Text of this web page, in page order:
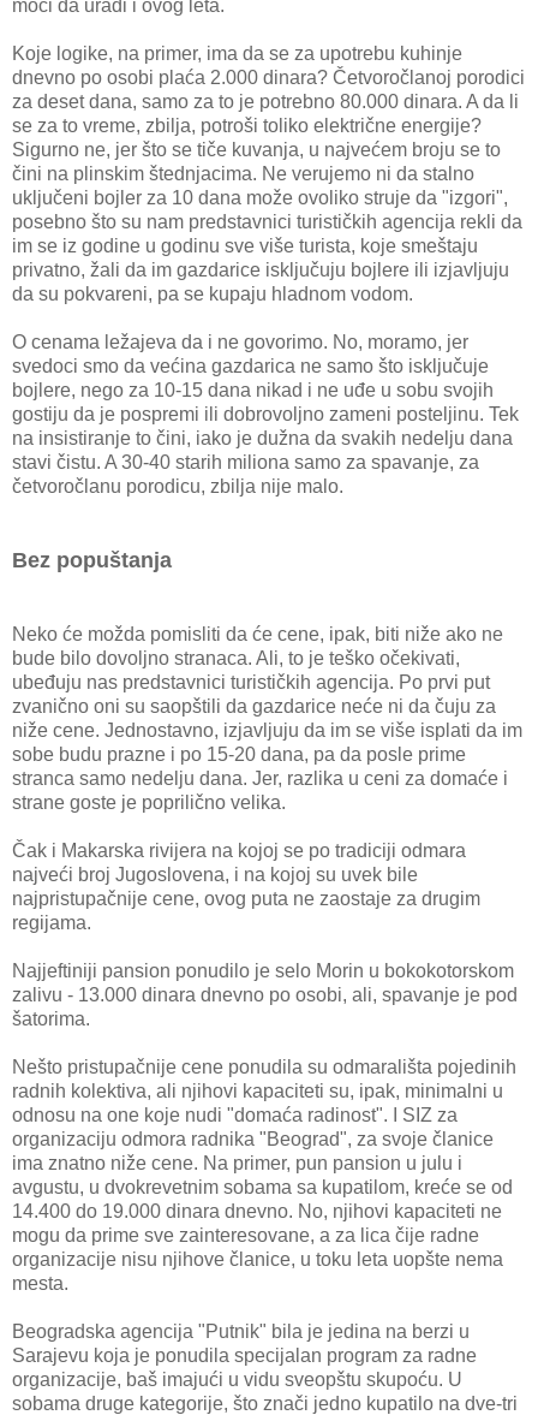
moći da uradi i ovog leta.
Koje logike, na primer, ima da se za upotrebu kuhinje
dnevno po osobi plaća 2.000 dinara? Četvoročlanoj porodici
za deset dana, samo za to je potrebno 80.000 dinara. A da li
se za to vreme, zbilja, potroši toliko električne energije?
Sigurno ne, jer što se tiče kuvanja, u najvećem broju se to
čini na plinskim štednjacima. Ne verujemo ni da stalno
uključeni bojler za 10 dana može ovoliko struje da "izgori",
posebno što su nam predstavnici turističkih agencija rekli da
im se iz godine u godinu sve više turista, koje smeštaju
privatno, žali da im gazdarice isključuju bojlere ili izjavljuju
da su pokvareni, pa se kupaju hladnom vodom.
O cenama ležajeva da i ne govorimo. No, moramo, jer
svedoci smo da većina gazdarica ne samo što isključuje
bojlere, nego za 10-15 dana nikad i ne uđe u sobu svojih
gostiju da je pospremi ili dobrovoljno zameni posteljinu. Tek
na insistiranje to čini, iako je dužna da svakih nedelju dana
stavi čistu. A 30-40 starih miliona samo za spavanje, za
četvoročlanu porodicu, zbilja nije malo.
Bez popuštanja
Neko će možda pomisliti da će cene, ipak, biti niže ako ne
bude bilo dovoljno stranaca. Ali, to je teško očekivati,
ubeđuju nas predstavnici turističkih agencija. Po prvi put
zvanično oni su saopštili da gazdarice neće ni da čuju za
niže cene. Jednostavno, izjavljuju da im se više isplati da im
sobe budu prazne i po 15-20 dana, pa da posle prime
stranca samo nedelju dana. Jer, razlika u ceni za domaće i
strane goste je poprilično velika.
Čak i Makarska rivijera na kojoj se po tradiciji odmara
najveći broj Jugoslovena, i na kojoj su uvek bile
najpristupačnije cene, ovog puta ne zaostaje za drugim
regijama.
Najjeftiniji pansion ponudilo je selo Morin u bokokotorskom
zalivu - 13.000 dinara dnevno po osobi, ali, spavanje je pod
šatorima.
Nešto pristupačnije cene ponudila su odmarališta pojedinih
radnih kolektiva, ali njihovi kapaciteti su, ipak, minimalni u
odnosu na one koje nudi "domaća radinost". I SIZ za
organizaciju odmora radnika "Beograd", za svoje članice
ima znatno niže cene. Na primer, pun pansion u julu i
avgustu, u dvokrevetnim sobama sa kupatilom, kreće se od
14.400 do 19.000 dinara dnevno. No, njihovi kapaciteti ne
mogu da prime sve zainteresovane, a za lica čije radne
organizacije nisu njihove članice, u toku leta uopšte nema
mesta.
Beogradska agencija "Putnik" bila je jedina na berzi u
Sarajevu koja je ponudila specijalan program za radne
organizacije, baš imajući u vidu sveopštu skupoću. U
sobama druge kategorije, što znači jedno kupatilo na dve-tri